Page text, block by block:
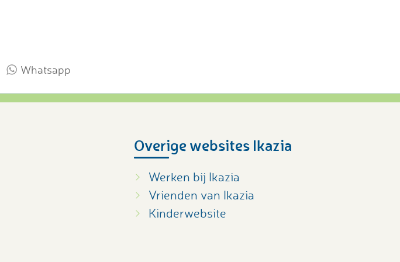
Whatsapp
Overige websites Ikazia
Werken bij Ikazia
Vrienden van Ikazia
Kinderwebsite